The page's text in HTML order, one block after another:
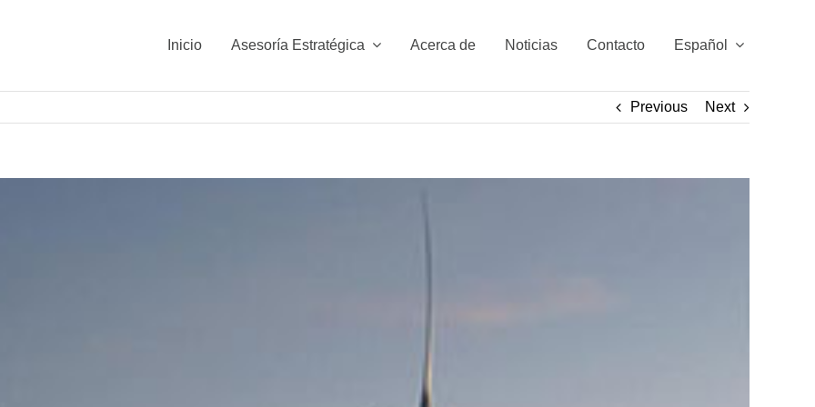
Inicio Asesoría Estratégica Acerca de Noticias Contacto Español
Previous Next